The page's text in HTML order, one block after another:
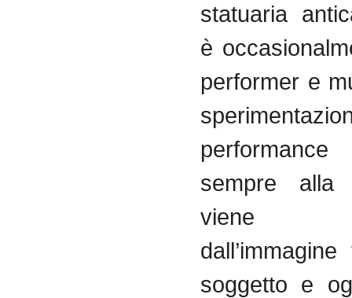
statuaria
è
performer e
sempre
viene
soggetto e